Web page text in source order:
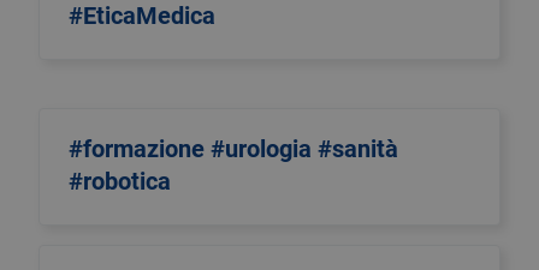
#EticaMedica
#formazione #urologia #sanità
#robotica